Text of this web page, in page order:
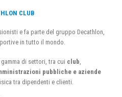
CLUB
e fa parte del gruppo Decathlon,
in tutto il mondo.
di settori, tra cui club
pubbliche e aziende
tra dipendenti e clienti.